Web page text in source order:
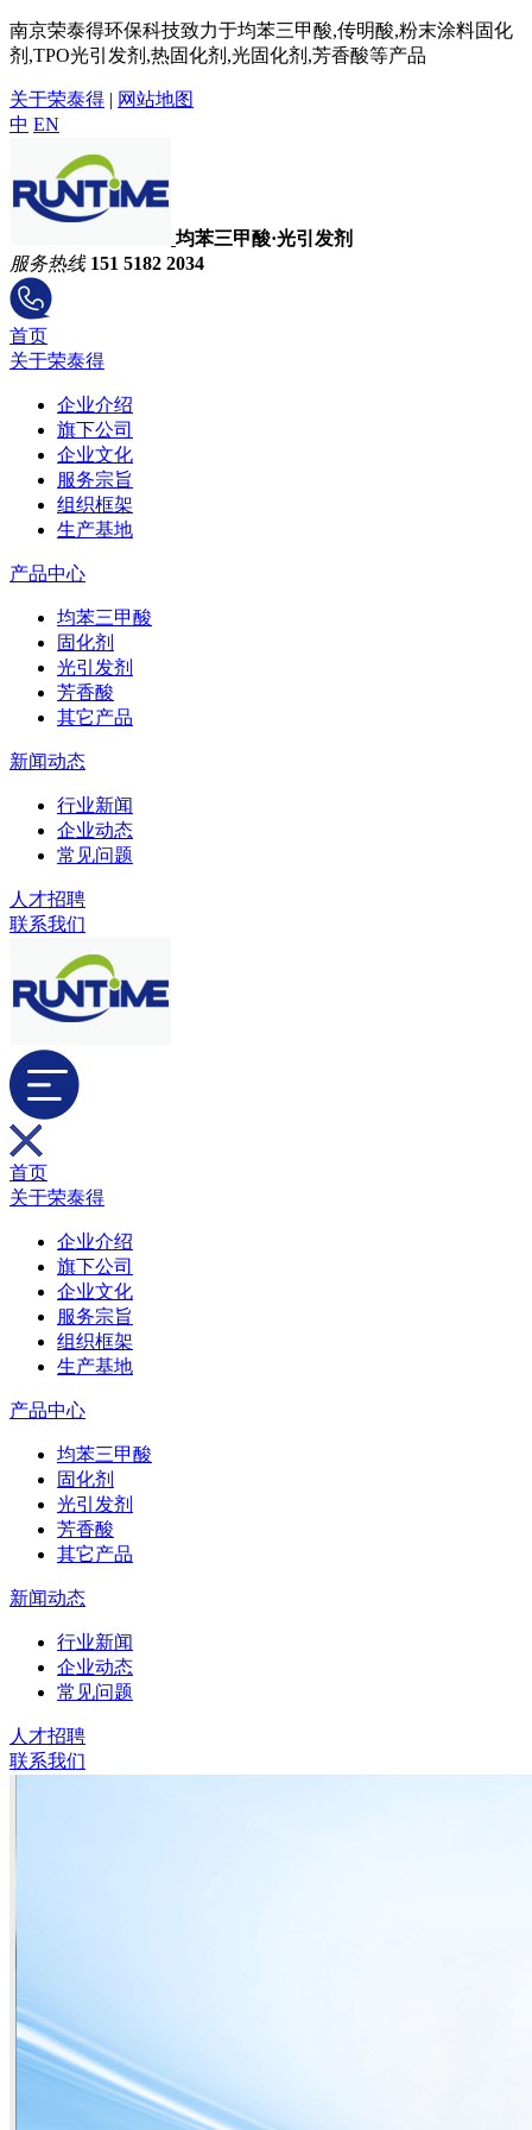
南京荣泰得环保科技致力于均苯三甲酸,传明酸,粉末涂料固化
剂,TPO光引发剂,热固化剂,光固化剂,芳香酸等产品
关于荣泰得 | 网站地图
中 EN
均苯三甲酸·光引发剂
服务热线 151 5182 2034
首页
关于荣泰得
企业介绍
旗下公司
企业文化
服务宗旨
组织框架
生产基地
产品中心
均苯三甲酸
固化剂
光引发剂
芳香酸
其它产品
新闻动态
行业新闻
企业动态
常见问题
人才招聘
联系我们
首页
关于荣泰得
企业介绍
旗下公司
企业文化
服务宗旨
组织框架
生产基地
产品中心
均苯三甲酸
固化剂
光引发剂
芳香酸
其它产品
新闻动态
行业新闻
企业动态
常见问题
人才招聘
联系我们